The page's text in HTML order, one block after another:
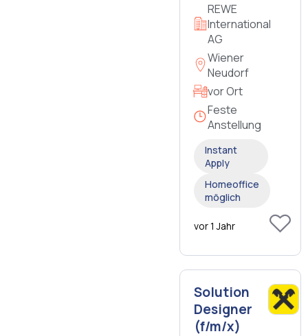
REWE
International
AG
Wiener
Neudorf
vor Ort
Feste
Anstellung
Instant
Apply
Homeoffice
möglich
vor 1 Jahr
Solution
Designer
(f/m/x)